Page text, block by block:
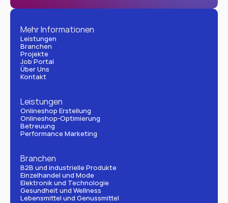
Mehr Informationen
Leistungen
Branchen
Projekte
Job Portal
Über Uns
Kontakt
Leistungen
Onlineshop Erstellung
Onlineshop-Optimierung
Betreuung
Performance Marketing
Branchen
B2B und industrielle Produkte
Einzelhandel und Mode
Elektronik und Technologie
Gesundheit und Wellness
Lebensmittel und Genussmittel